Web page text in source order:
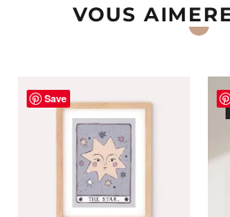
VOUS
Save